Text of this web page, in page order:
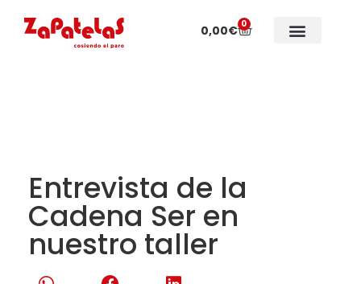
0,00€ 0
Entrevista de la
Cadena Ser en
nuestro taller